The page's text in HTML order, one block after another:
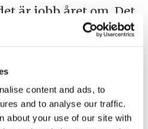
content and ads, to
and to analyse our traffic.
about your use of our site with
är jobb året om. Det
och
varför man hamnar
det gör jag.
mig också, säger